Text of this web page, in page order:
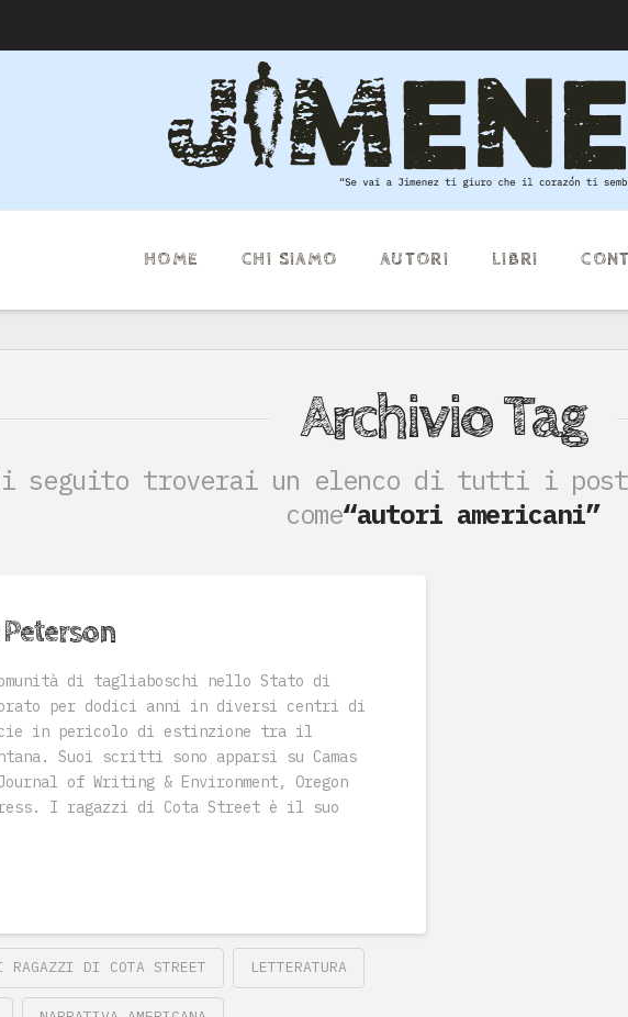
HOME CHI SIAMO AUTORI LIBRI
Archivio Tag
seguito troverai un elenco di tutti i
come“autori americani”
di tagliaboschi nello Stato di
per dodici anni in diversi centri di
in pericolo di estinzione tra il
Suoi scritti sono apparsi su Camas
of Writing & Environment, Oregon
I ragazzi di Cota Street è il suo
RAGAZZI DI COTA STREET LETTERATURA